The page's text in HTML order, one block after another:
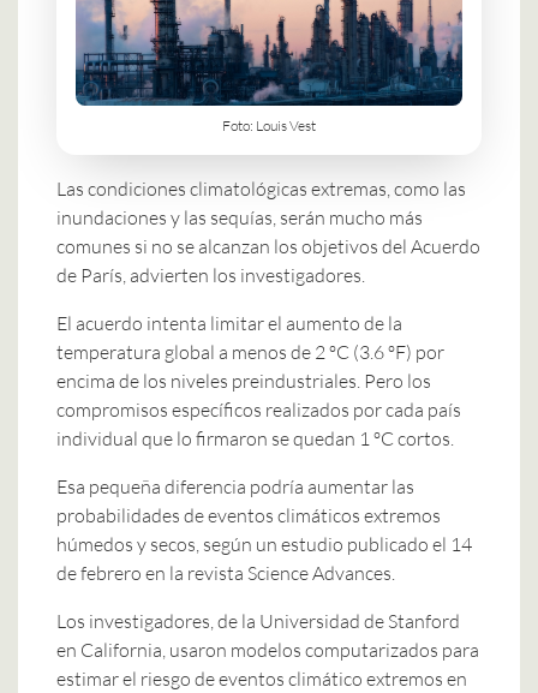
Foto: Louis Vest
Las condiciones climatológicas extremas, como las
inundaciones y las sequías, serán mucho más
comunes si no se alcanzan los objetivos del Acuerdo
de París, advierten los investigadores.
El acuerdo intenta limitar el aumento de la
temperatura global a menos de 2 ºC (3.6 ºF) por
encima de los niveles preindustriales. Pero los
compromisos específicos realizados por cada país
individual que lo firmaron se quedan 1 ºC cortos.
Esa pequeña diferencia podría aumentar las
probabilidades de eventos climáticos extremos
húmedos y secos, según un estudio publicado el 14
de febrero en la revista Science Advances.
Los investigadores, de la Universidad de Stanford
en California, usaron modelos computarizados para
estimar el riesgo de eventos climático extremos en